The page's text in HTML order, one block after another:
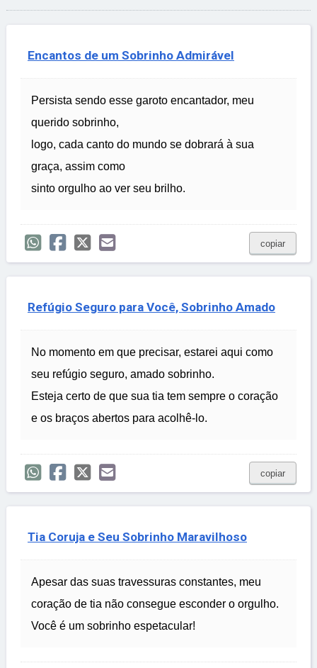
Encantos de um Sobrinho Admirável
Persista sendo esse garoto encantador, meu
querido sobrinho,
logo, cada canto do mundo se dobrará à sua
graça, assim como
sinto orgulho ao ver seu brilho.
copiar
Refúgio Seguro para Você, Sobrinho Amado
No momento em que precisar, estarei aqui como
seu refúgio seguro, amado sobrinho.
Esteja certo de que sua tia tem sempre o coração
e os braços abertos para acolhê-lo.
copiar
Tia Coruja e Seu Sobrinho Maravilhoso
Apesar das suas travessuras constantes, meu
coração de tia não consegue esconder o orgulho.
Você é um sobrinho espetacular!